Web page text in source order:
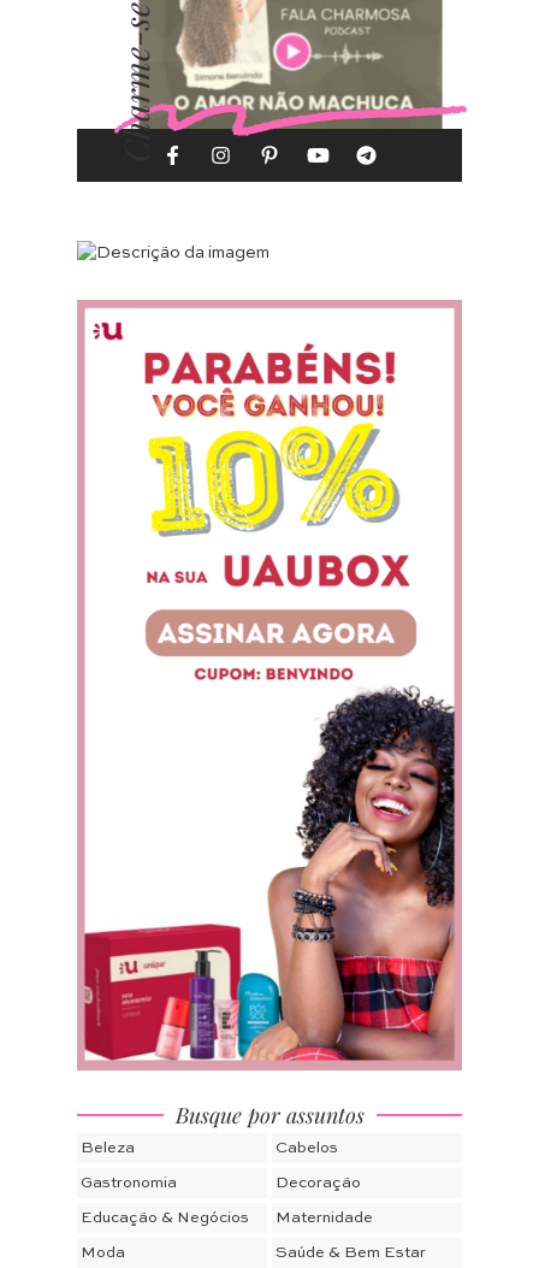
Charme-se
Busque por assuntos
Beleza Cabelos
Gastronomia Decoração
Educação & Negócios Maternidade
Moda Saúde & Bem Estar